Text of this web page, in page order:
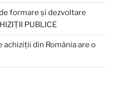
formare și dezvoltare
PUBLICE
achiziții din România are o